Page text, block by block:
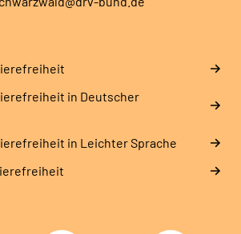
in Deutscher
in Leichter Sprache